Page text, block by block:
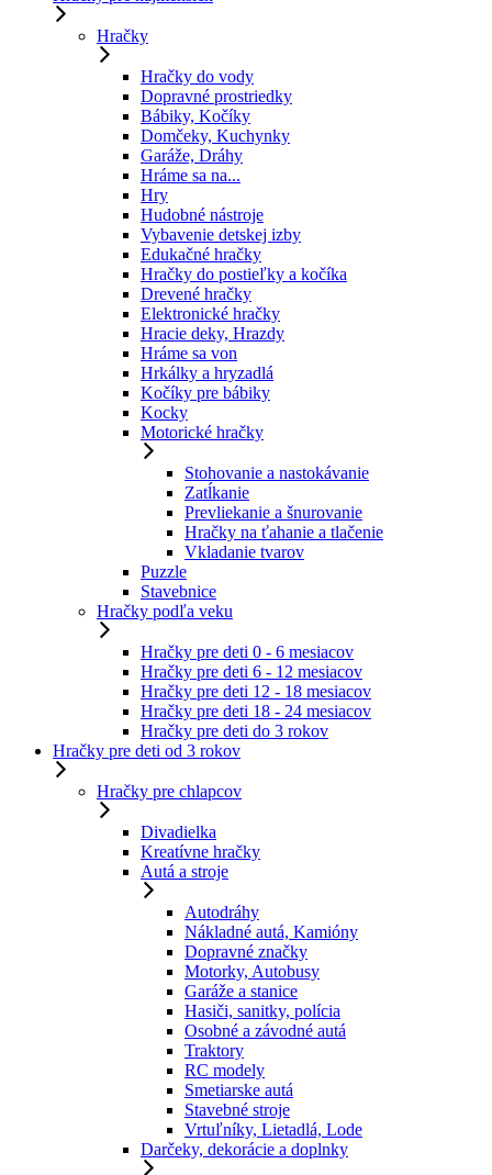
Hračky
Hračky do vody
Dopravné prostriedky
Bábiky, Kočíky
Domčeky, Kuchynky
Garáže, Dráhy
Hráme sa na...
Hry
Hudobné nástroje
Vybavenie detskej izby
Edukačné hračky
Hračky do postieľky a kočíka
Drevené hračky
Elektronické hračky
Hracie deky, Hrazdy
Hráme sa von
Hrkálky a hryzadlá
Kočíky pre bábiky
Kocky
Motorické hračky
Stohovanie a nastokávanie
Zatĺkanie
Prevliekanie a šnurovanie
Hračky na ťahanie a tlačenie
Vkladanie tvarov
Puzzle
Stavebnice
Hračky podľa veku
Hračky pre deti 0 - 6 mesiacov
Hračky pre deti 6 - 12 mesiacov
Hračky pre deti 12 - 18 mesiacov
Hračky pre deti 18 - 24 mesiacov
Hračky pre deti do 3 rokov
Hračky pre deti od 3 rokov
Hračky pre chlapcov
Divadielka
Kreatívne hračky
Autá a stroje
Autodráhy
Nákladné autá, Kamióny
Dopravné značky
Motorky, Autobusy
Garáže a stanice
Hasiči, sanitky, polícia
Osobné a závodné autá
Traktory
RC modely
Smetiarske autá
Stavebné stroje
Vrtuľníky, Lietadlá, Lode
Darčeky, dekorácie a doplnky